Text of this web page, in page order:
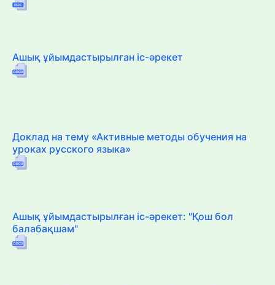
Ашық ұйымдастырылған іс-әрекет
Доклад на тему «Активные методы обучения на
уроках русского языка»
Ашық ұйымдастырылған іс-әрекет: "Қош бол
балабақшам"